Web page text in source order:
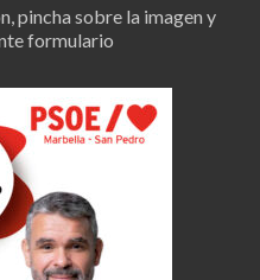
pincha sobre la imagen y
formulario